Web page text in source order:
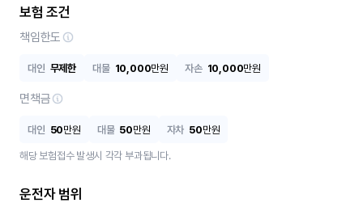
보험 조건
책임한도
대인 무제한 대물 10,000만원 자손 10,000만원
면책금
대인 50만원 대물 50만원 자차 50만원
해당 보험접수 발생시 각각 부과됩니다.
운전자 범위